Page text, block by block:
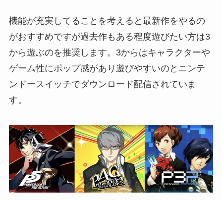
機能が充実してることを考えると最新作をやるの
がおすすめですが過去作もある程度遊びたい方は3
から遊ぶのを推奨します。3からはキャラクターや
ゲーム性にポップ感があり遊びやすいのとニンテ
ンドースイッチでダウンロード配信されていま
す。